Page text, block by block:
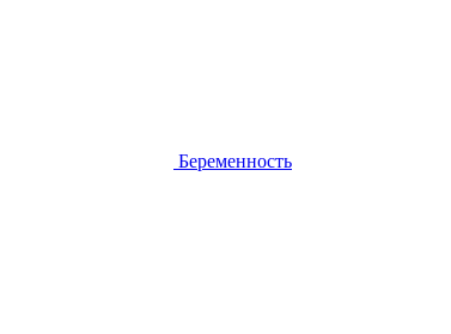
Беременность